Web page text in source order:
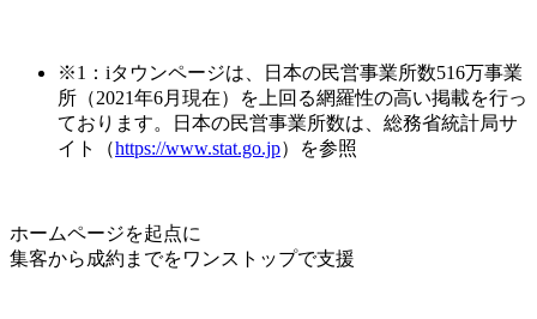
※1：iタウンページは、日本の民営事業所数516万事業
所（2021年6月現在）を上回る網羅性の高い掲載を行っ
ております。日本の民営事業所数は、総務省統計局サ
イト（https://www.stat.go.jp）を参照
ホームページを起点に
集客から成約までをワンストップで支援